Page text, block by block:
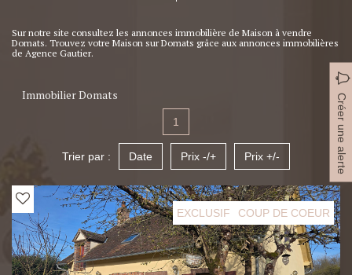
Sur notre site consultez les annonces immobilière de Maison à vendre
Domats. Trouvez votre Maison sur Domats grâce aux annonces immobilières
de Agence Gautier.
Immobilier Domats Créer une alerte
1
Trier par : Date Prix -/+ Prix +/-
EXCLUSIF COUP DE COEUR